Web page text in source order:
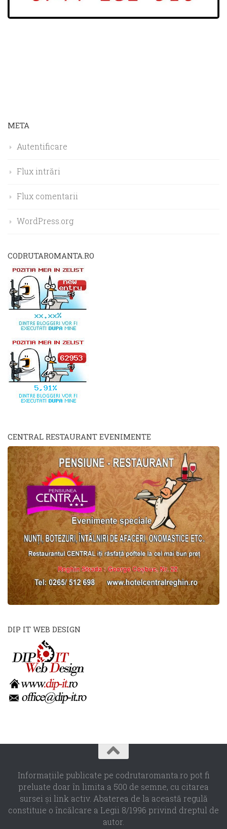
META
Autentificare
Flux intrări
Flux comentarii
WordPress.org
CODRUTAROMANTA.RO
CENTRAL RESTAURANT EVENIMENTE
DIP IT WEB DESIGN
Informaţiile publicate pe codrutaromanta.ro pot fi
preluate doar în limita a 500 de semne, cu citarea
sursei şi link activ. Abaterea de la această regulă
constituie o încălcare a Legii 8/1996 privind dreptul de
autor.